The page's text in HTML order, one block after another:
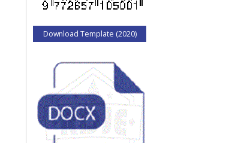
Download Template (2020)